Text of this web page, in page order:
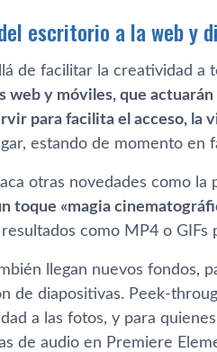
escritorio a la web y
de facilitar la creatividad a
web y móviles, que
para facilita el acceso, la
estando de momento en
otras novedades como la
toque «magia
como MP4 o
llegan nuevos fondos,
de diapositivas. Peek-
a las fotos, y para
de audio en Premiere